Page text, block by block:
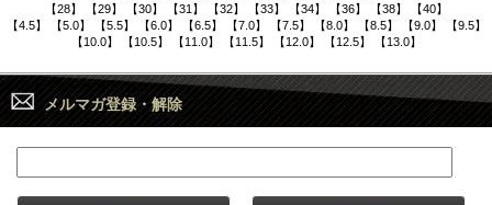
【28】 【29】 【30】 【31】 【32】 【33】 【34】 【36】 【38】 【40】
【4.5】 【5.0】 【5.5】 【6.0】 【6.5】 【7.0】 【7.5】 【8.0】 【8.5】 【9.0】 【9.5】
【10.0】 【10.5】 【11.0】 【11.5】 【12.0】 【12.5】 【13.0】
メルマガ登録・解除